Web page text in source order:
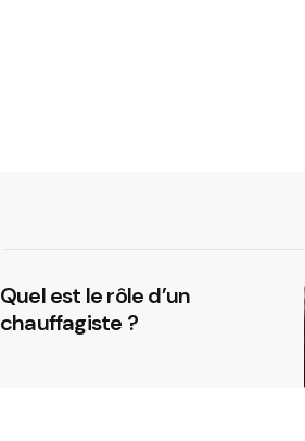
Quel est le rôle d’un
chauffagiste ?